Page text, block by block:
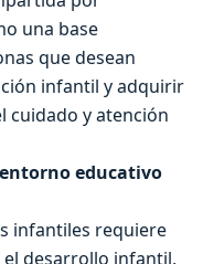
una base
que desean
infantil y adquirir
cuidado y atención
educativo
infantiles requiere
desarrollo infantil,